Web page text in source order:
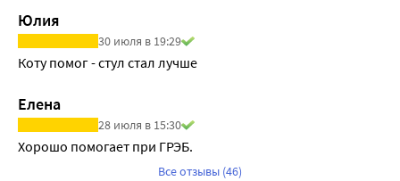
итоприд не оказывает ингибирующего или
индуцирующего действия на CYP2C19 и CYP2E1. Терапия
итопридом не влияет на CYP или активность
Выведение
Итоприда гидрохлорид и его метаболиты выводятся в
основном с мочой. Почечная экскреция итоприда и его N-
оксида после однократного приема препарата внутрь в
Юлия
30 июля в 19:29
Коту помог - стул стал лучше
Елена
28 июля в 15:30
Хорошо помогает при ГРЭБ.
Все отзывы (46)